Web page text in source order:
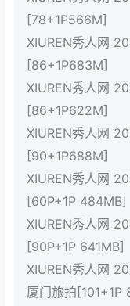
[78+1P566M]
XIUREN秀人网
[86+1P683M]
XIUREN秀人网
[86+1P622M]
XIUREN秀人网
[90+1P688M]
XIUREN秀人网
[60P+1P 484MB]
XIUREN秀人网
[90P+1P 641MB]
XIUREN秀人网
厦门旅拍[101+1P